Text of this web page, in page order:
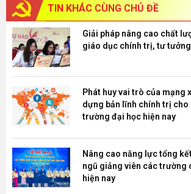
TIN KHÁC CÙNG CHỦ ĐỀ
Giải pháp nâng cao chất
giáo dục chính trị, tư
Phát huy vai trò của mạng
dựng bản lĩnh chính trị cho
trường đại học hiện nay
Nâng cao năng lực tổng
ngũ giảng viên các trường
hiện nay